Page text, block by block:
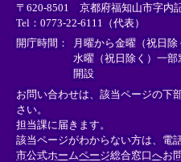
ン
ク
＞
ン
ク
＞
ン
ク
＞
〒620-8501 京都府福知山市字内
Tel：0773-22-6111（代表）
開庁時間：
月曜から金曜（祝日
水曜（祝日除く）一
開設
お問い合わせは、該当ページの下
さい。
担当課に届きます。
該当ページがわからない方は、電
市公式ホームページ総合窓口へお